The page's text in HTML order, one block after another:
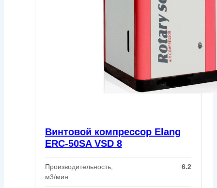
Винтовой компрессор Elang
ERC-50SA VSD 8
Производительность,
м3/мин
6.2